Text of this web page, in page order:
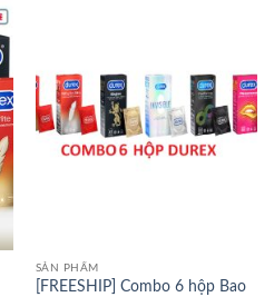
SẢN PHẨM
[FREESHIP] Combo 6 hộp Bao